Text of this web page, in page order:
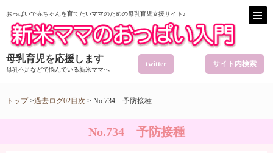
おっぱいで赤ちゃんを育てたいママのための母乳育児支援サイト♪
母乳育児を応援します
母乳不足などで悩んでいる新米ママへ
twitter サイト内検索
トップ>過去ログ02目次 > No.734 予防接種
No.734 予防接種